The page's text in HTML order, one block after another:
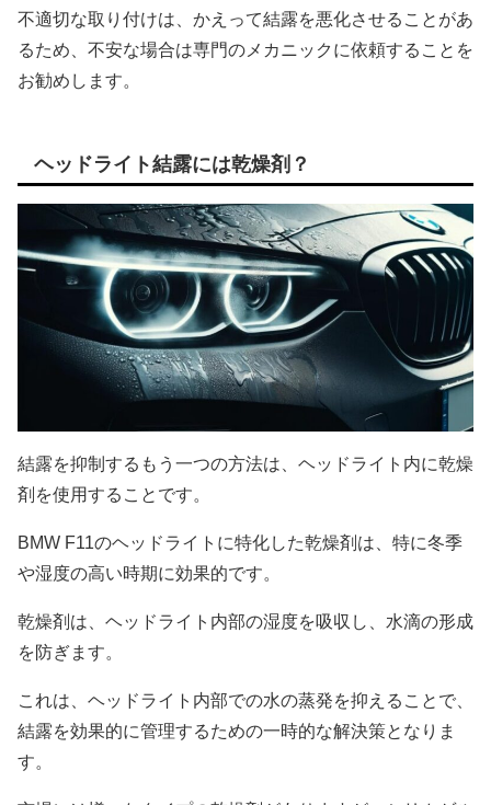
不適切な取り付けは、かえって結露を悪化させることがあ
るため、不安な場合は専門のメカニックに依頼することを
お勧めします。
ヘッドライト結露には乾燥剤？
結露を抑制するもう一つの方法は、ヘッドライト内に乾燥
剤を使用することです。
BMW F11のヘッドライトに特化した乾燥剤は、特に冬季
や湿度の高い時期に効果的です。
乾燥剤は、ヘッドライト内部の湿度を吸収し、水滴の形成
を防ぎます。
これは、ヘッドライト内部での水の蒸発を抑えることで、
結露を効果的に管理するための一時的な解決策となりま
す。